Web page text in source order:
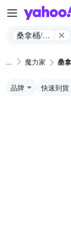
桑拿桶/桑
魔力家 桑
品牌 快速到貨